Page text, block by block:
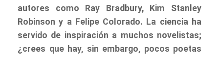
autores como Ray Bradbury, Kim Stanley
Robinson y a Felipe Colorado. La ciencia ha
servido de inspiración a muchos novelistas;
¿crees que hay, sin embargo, pocos poetas